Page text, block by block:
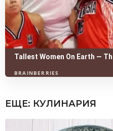
ЕЩЕ: КУЛИНАРИЯ